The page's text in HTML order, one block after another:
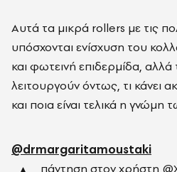
Αυτά τα μικρά rollers με τις
υπόσχονται ενίσχυση του
και φωτεινή επιδερμίδα,
λειτουργούν όντως, τι κάνει
και ποια είναι τελικά η γνώμη
@drmargaritamoustaki
πάντηση στον χρήστη